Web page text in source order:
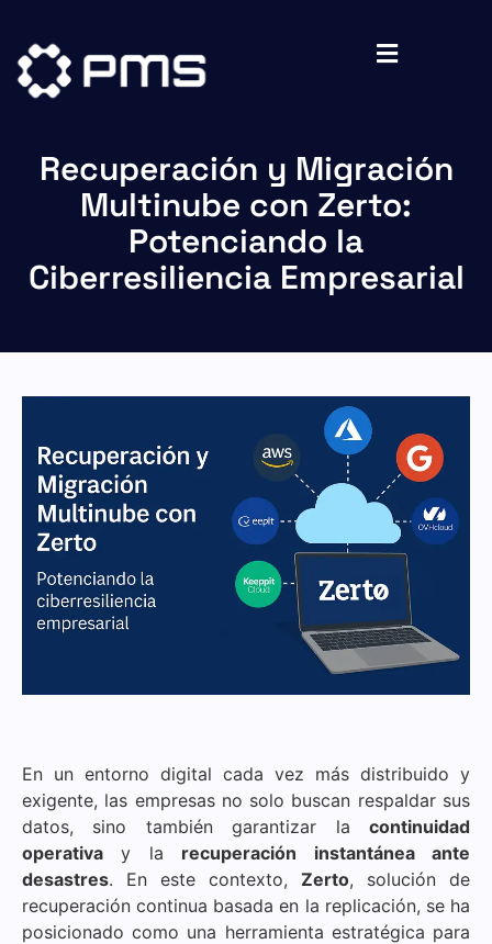
Recuperación y Migración
Multinube con Zerto:
Potenciando la
Ciberresiliencia Empresarial
En un entorno digital cada vez más distribuido y
exigente, las empresas no solo buscan respaldar sus
datos, sino también garantizar la continuidad
operativa y la recuperación instantánea ante
desastres. En este contexto, Zerto, solución de
recuperación continua basada en la replicación, se ha
posicionado como una herramienta estratégica para